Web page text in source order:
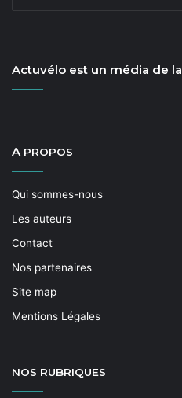
Actuvélo est un média de la
A PROPOS
Qui sommes-nous
Les auteurs
Contact
Nos partenaires
Site map
Mentions Légales
NOS RUBRIQUES